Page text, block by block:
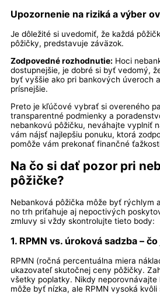
Upozornenie na riziká a výber
Je dôležité si uvedomiť, že každá
pôžičky, predstavuje záväzok.
Zodpovedné rozhodnutie: Hoci
dostupnejšie, je dobré si byť vedomý,
byť vyššie ako pri bankových úveroch
prísnejšie.
Preto je kľúčové vybrať si overeného
transparentné podmienky a
nebankovú pôžičku, neváhajte vyplniť
vám nájsť najlepšiu ponuku, ktorá
pomôže vám prekonať finančné
Na čo si dať pozor pri
pôžičke?
Nebanková pôžička môže byť rýchlym
no trh priťahuje aj nepoctivých
zmluvy si vždy skontrolujte tieto body:
1. RPMN vs. úroková sadzba –
RPMN (ročná percentuálna miera
ukazovateľ skutočnej ceny pôžičky.
všetky poplatky. Nikdy neporovnávajte
môže byť nízka, ale RPMN vysoká